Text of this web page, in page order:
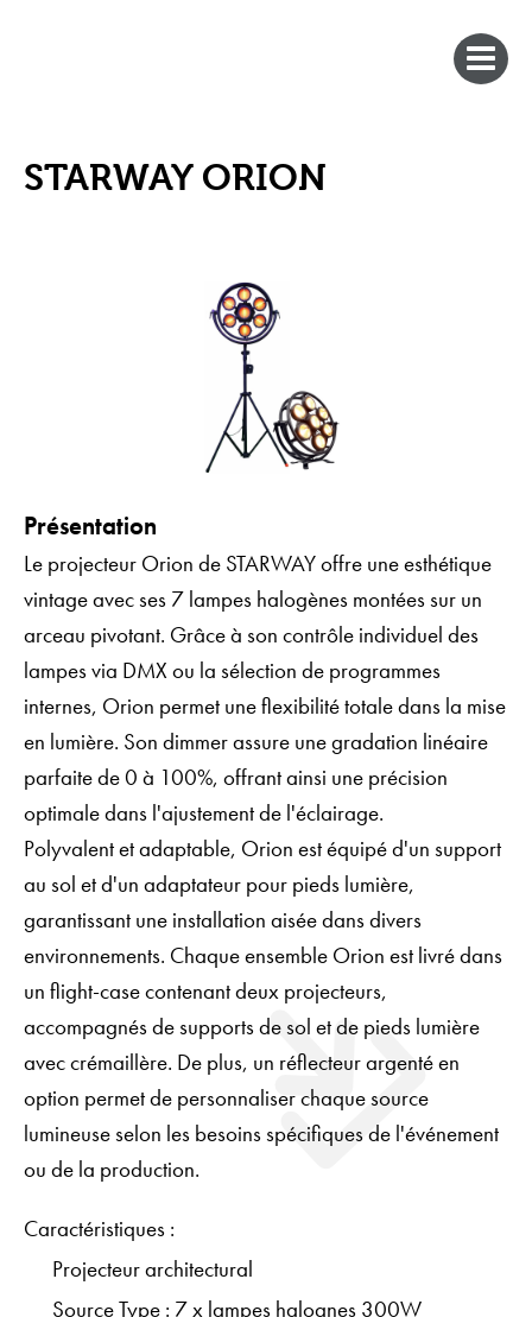
STARWAY ORION
Présentation
Le projecteur Orion de STARWAY offre une esthétique
vintage avec ses 7 lampes halogènes montées sur un
arceau pivotant. Grâce à son contrôle individuel des
lampes via DMX ou la sélection de programmes
internes, Orion permet une flexibilité totale dans la mise
en lumière. Son dimmer assure une gradation linéaire
parfaite de 0 à 100%, offrant ainsi une précision
optimale dans l'ajustement de l'éclairage.
Polyvalent et adaptable, Orion est équipé d'un support
au sol et d'un adaptateur pour pieds lumière,
garantissant une installation aisée dans divers
environnements. Chaque ensemble Orion est livré dans
un flight-case contenant deux projecteurs,
accompagnés de supports de sol et de pieds lumière
avec crémaillère. De plus, un réflecteur argenté en
option permet de personnaliser chaque source
lumineuse selon les besoins spécifiques de l'événement
ou de la production.
Caractéristiques :
Projecteur architectural
Source Type : 7 x lampes halognes 300W